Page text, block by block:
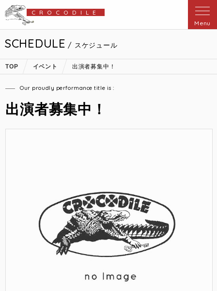
CROCODILE
Menu
SCHEDULE / スケジュール
TOP イベント 出演者募集中！
Our proudly performance title is :
出演者募集中！